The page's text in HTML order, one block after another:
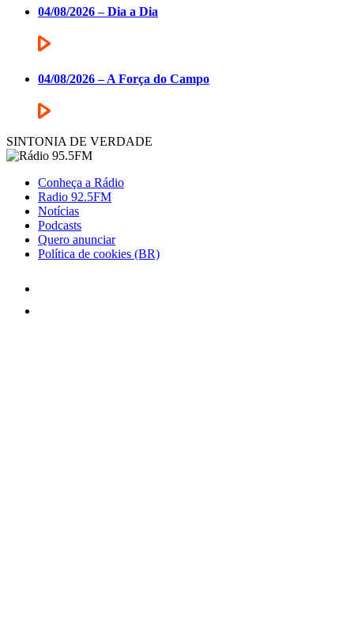
04/08/2026 – Dia a Dia
04/08/2026 – A Força do Campo
SINTONIA DE VERDADE
Conheça a Rádio
Radio 92.5FM
Notícias
Podcasts
Quero anunciar
Política de cookies (BR)